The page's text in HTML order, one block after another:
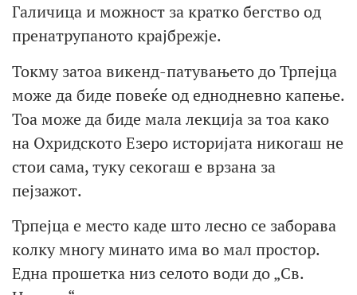
Галичица и можност за кратко бегство од
пренатрупаното крајбрежје.
Токму затоа викенд-патувањето до Трпејца
може да биде повеќе од еднодневно капење.
Тоа може да биде мала лекција за тоа како
на Охридското Езеро историјата никогаш не
стои сама, туку секогаш е врзана за
пејзажот.
Трпејца е место каде што лесно се заборава
колку многу минато има во мал простор.
Една прошетка низ селото води до „Св.